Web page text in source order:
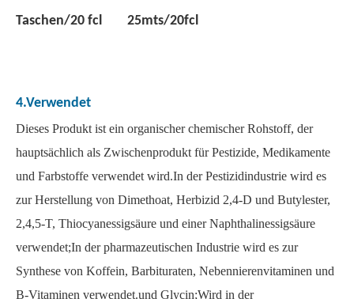
Taschen/20 fcl 25mts/20fcl
4.Verwendet
Dieses Produkt ist ein organischer chemischer Rohstoff, der
hauptsächlich als Zwischenprodukt für Pestizide, Medikamente
und Farbstoffe verwendet wird.In der Pestizidindustrie wird es
zur Herstellung von Dimethoat, Herbizid 2,4-D und Butylester,
2,4,5-T, Thiocyanessigsäure und einer Naphthalinessigsäure
verwendet;In der pharmazeutischen Industrie wird es zur
Synthese von Koffein, Barbituraten, Nebennierenvitaminen und
B-Vitaminen verwendet.und Glycin;Wird in der